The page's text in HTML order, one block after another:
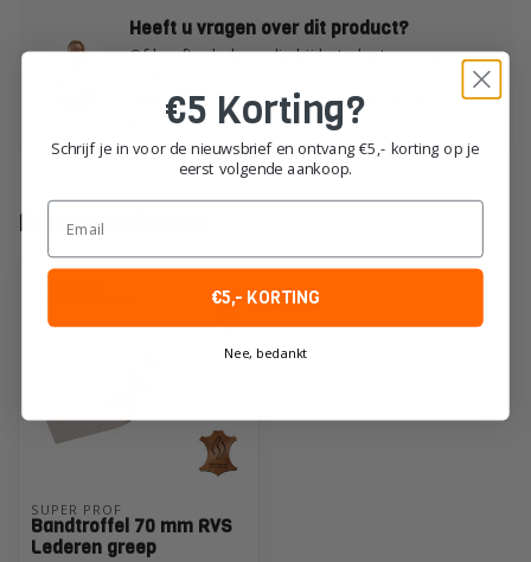
Heeft u vragen over dit product?
Of heeft u hulp nodig bij het plaatsen van uw
Neem dan gerust contact op met onze
klantenservice!
Recent bekeken
SUPER PROF
Bandtroffel 70 mm RVS
Lederen greep
€5 Korting?
Schrijf je in voor de nieuwsbrief en ontvang €5,- korting op je
eerst volgende aankoop.
Email
€5,- KORTING
Nee, bedankt